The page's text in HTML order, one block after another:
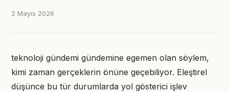
2 Mayıs 2026
teknoloji gündemi gündemine egemen olan söylem,
kimi zaman gerçeklerin önüne geçebiliyor. Eleştirel
düşünce bu tür durumlarda yol gösterici işlev